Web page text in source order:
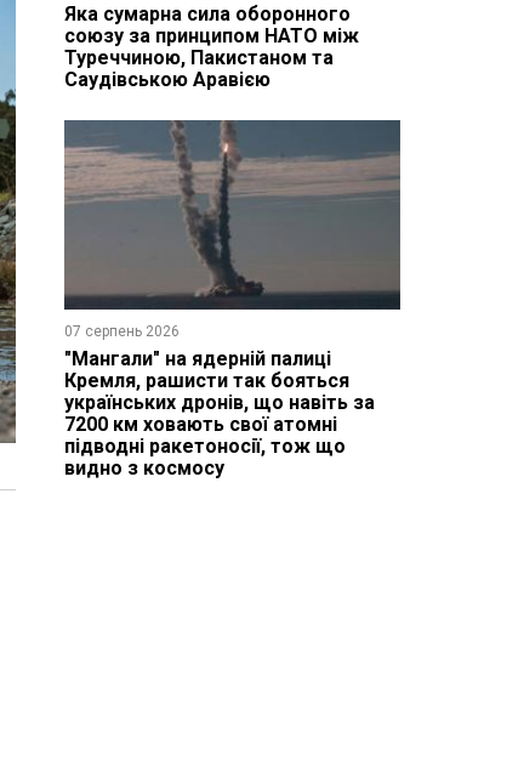
Яка сумарна сила оборонного
союзу за принципом НАТО між
Туреччиною, Пакистаном та
Саудівською Аравією
07 серпень 2026
"Мангали" на ядерній палиці
Кремля, рашисти так бояться
українських дронів, що навіть за
7200 км ховають свої атомні
підводні ракетоносії, тож що
видно з космосу